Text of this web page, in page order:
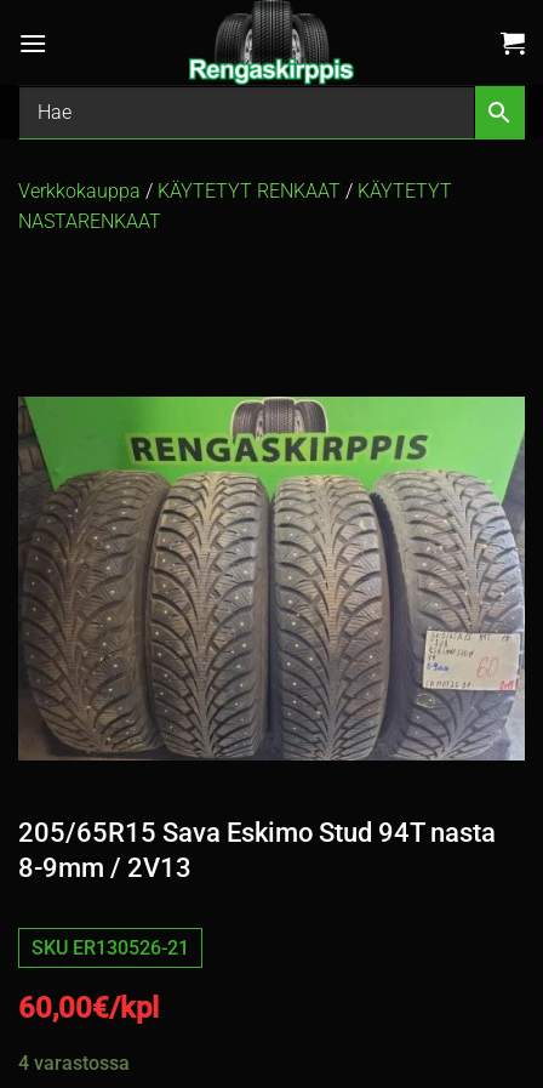
Verkkokauppa / KÄYTETYT RENKAAT / KÄYTETYT
NASTARENKAAT
205/65R15 Sava Eskimo Stud 94T nasta
8-9mm / 2V13
SKU ER130526-21
60,00€/kpl
4 varastossa